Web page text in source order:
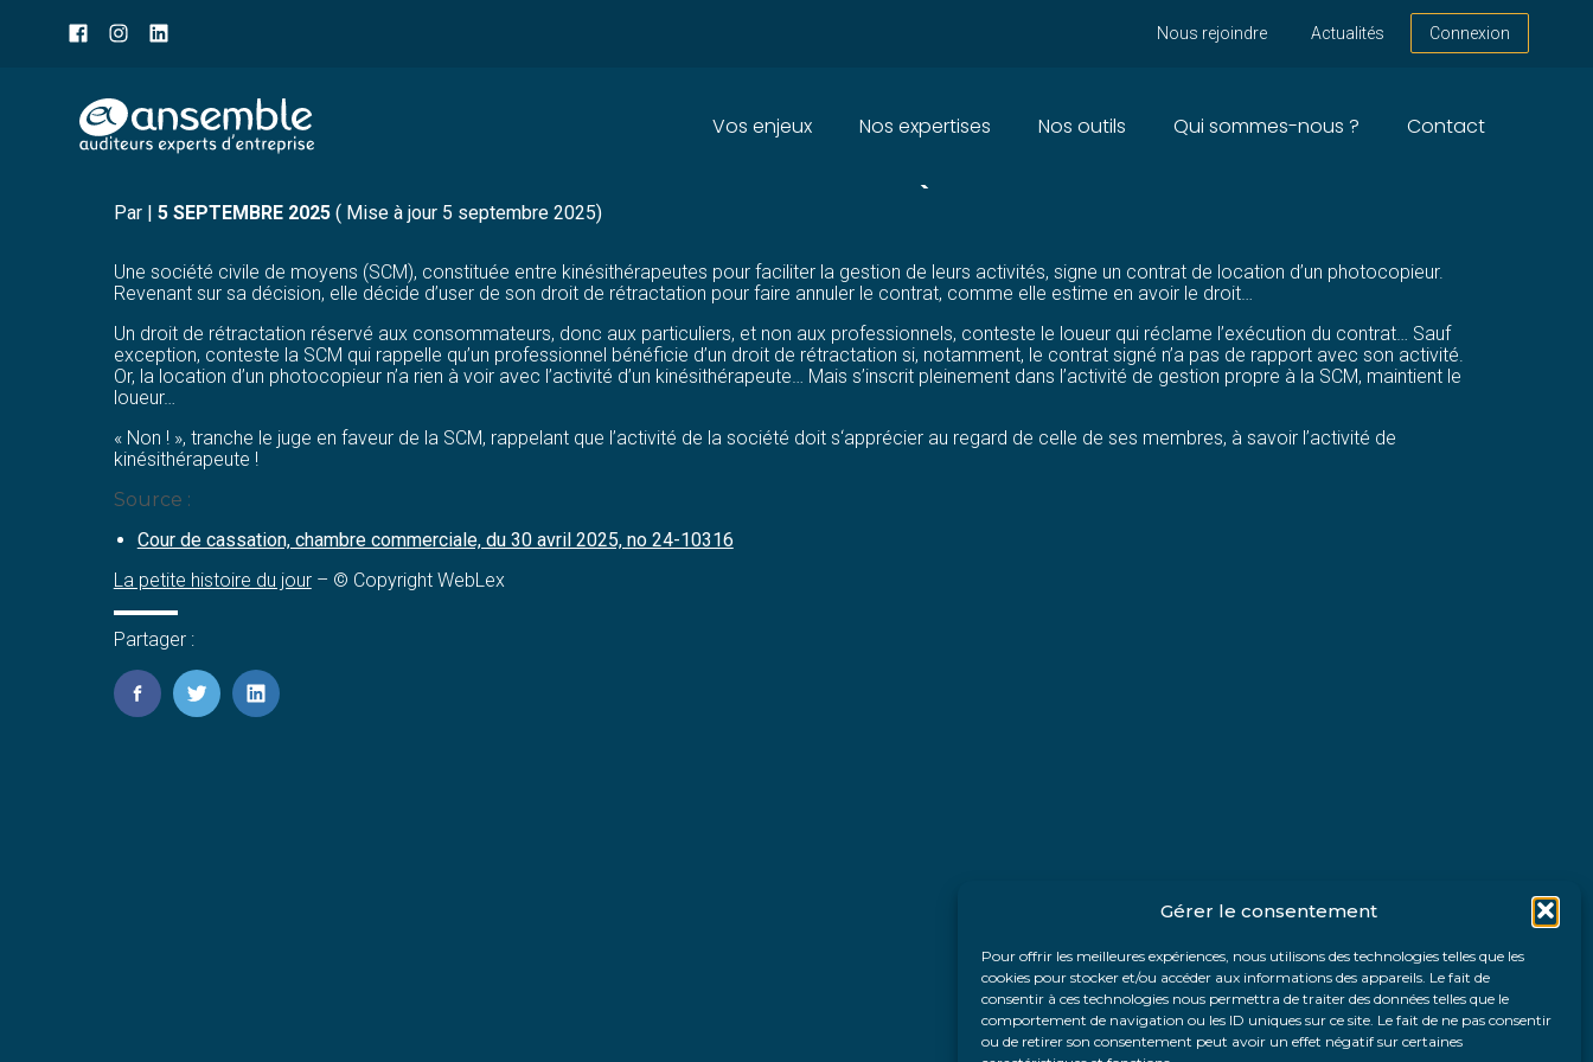
Gérer le consentement
Pour offrir les meilleures expériences, nous utilisons des technologies telles que les
cookies pour stocker et/ou accéder aux informations des appareils. Le fait de
consentir à ces technologies nous permettra de traiter des données telles que le
comportement de navigation ou les ID uniques sur ce site. Le fait de ne pas consentir
ou de retirer son consentement peut avoir un effet négatif sur certaines
header
Nous rejoindre Actualités Connexion
Aller
au
Principal
Vos enjeux Nos expertises Nos outils Qui sommes-nous ? Contact
C’EST L’HISTOIRE D’UNE SOCIÉTÉ DE MOYENS QUI VEUT DES RÉSULTATS…
Par | 5 SEPTEMBRE 2025( Mise à jour 5 septembre 2025)
Une société civile de moyens (SCM), constituée entre kinésithérapeutes pour faciliter la gestion de leurs activités, signe un contrat de location d’un photocopieur.
Revenant sur sa décision, elle décide d’user de son droit de rétractation pour faire annuler le contrat, comme elle estime en avoir le droit…
Un droit de rétractation réservé aux consommateurs, donc aux particuliers, et non aux professionnels, conteste le loueur qui réclame l’exécution du contrat… Sauf
exception, conteste la SCM qui rappelle qu’un professionnel bénéficie d’un droit de rétractation si, notamment, le contrat signé n’a pas de rapport avec son activité.
Or, la location d’un photocopieur n’a rien à voir avec l’activité d’un kinésithérapeute… Mais s’inscrit pleinement dans l’activité de gestion propre à la SCM, maintient le
loueur…
« Non ! », tranche le juge en faveur de la SCM, rappelant que l’activité de la société doit s‘apprécier au regard de celle de ses membres, à savoir l’activité de
kinésithérapeute !
Source :
Cour de cassation, chambre commerciale, du 30 avril 2025, no 24-10316
La petite histoire du jour– © Copyright WebLex
Partager :
FaceBook
TwitterLinkedIn